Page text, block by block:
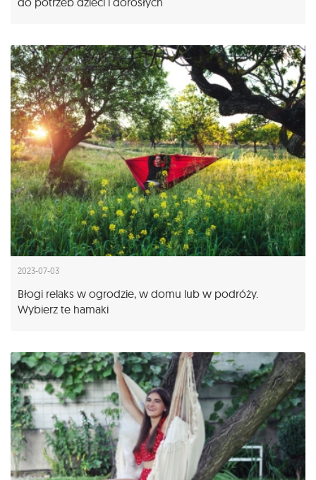
2023-07-03
Błogi relaks w ogrodzie, w domu lub w podróży.
Wybierz te hamaki